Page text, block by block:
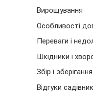
Вирощування
Особливості
Переваги і
Шкідники і
Збір і
Відгуки